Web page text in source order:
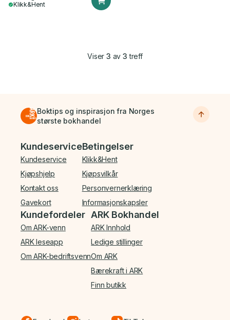
Klikk&Hent
Viser3 av 3 treff
Boktips og inspirasjon fra Norges
største bokhandel
Bunnmeny
Kundeservice
Kundeservice
Kjøpshjelp
Kontakt oss
Gavekort
Betingelser
Klikk&Hent
Kjøpsvilkår
Personvernerklæring
Informasjonskapsler
Kundefordeler
Om ARK-venn
ARK leseapp
Om ARK-bedriftsvenn
ARK Bokhandel
ARK Innhold
Ledige stillinger
Om ARK
Bærekraft i ARK
Finn butikk